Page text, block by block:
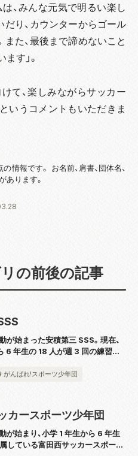
、みんな元気で明るい楽し
り、カウンターからゴール
た、最後まで諦めないこと
す」。
て、楽しみながらサッカー
いうコメントもいただきま
報です。 お名前、肩書、団体名、
あります。
の前後の記事
が始まった安積第三 SSS。現在、
6 年生の 18 人が週 3 回の練習に
礼儀作法、感謝の気持ちを学んでほ
して、サ...
がんばれ!スポーツ少年団
カースポーツ少年団
が始まり、小学 1 年生から 6 年生
している富田西サッカースポーツ